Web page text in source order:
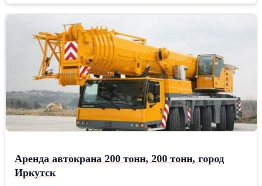
Аренда автокрана 200 тонн, 200 тонн, город
Иркутск